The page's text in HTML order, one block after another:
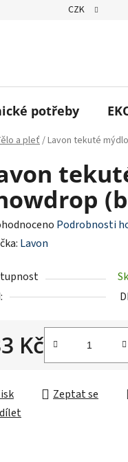
odběr ZDARMA
CZK
potřeby
a pleť/Lavon tekuté
Podrobnosti
Lavon
Kč
Zeptat se